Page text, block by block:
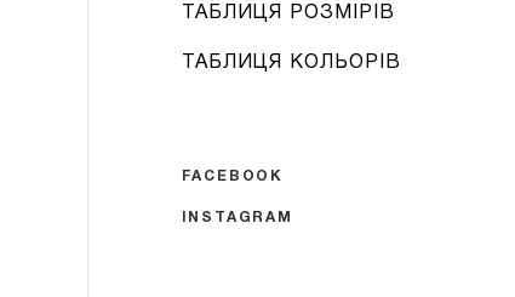
ТАБЛИЦЯ РОЗМІРІВ
ТАБЛИЦЯ КОЛЬОРІВ
FACEBOOK
INSTAGRAM